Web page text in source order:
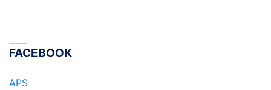
FACEBOOK
APS